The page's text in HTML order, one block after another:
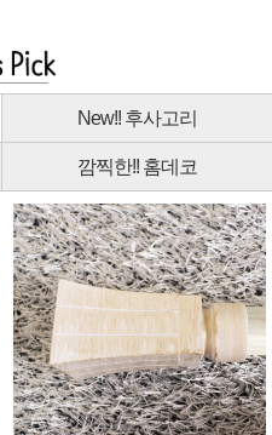
New!! 후사고리
깜찍한!! 홈데코